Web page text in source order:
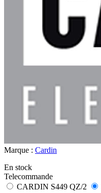
Marque : Cardin
En stock
Telecommande
CARDIN S449 QZ/2